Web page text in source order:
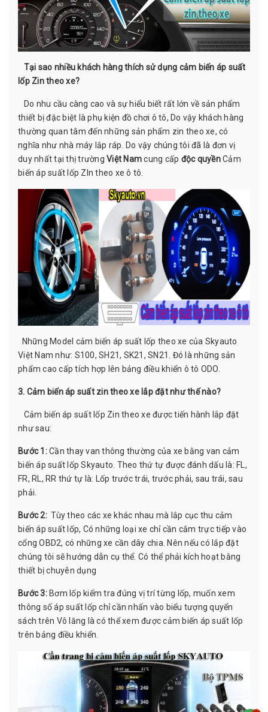
Tại sao nhiều khách hàng thích sử dụng cảm biến áp suất
lốp Zin theo xe?
Do nhu cầu càng cao và sự hiểu biết rất lớn về sản phẩm
thiết bị đặc biệt là phụ kiện đồ chơi ô tô, Do vậy khách hàng
thường quan tâm đến những sản phẩm zin theo xe, có
nghĩa như nhà máy lắp ráp. Do vậy chúng tôi đã là đơn vị
duy nhất tại thị trường Việt Namcung cấp độc quyềnCảm
biến áp suất lốp ZIn theo xe ô tô.
Những Model cảm biến áp suất lốp theo xe của Skyauto
Việt Nam như: S100, SH21, SK21, SN21. Đó là những sản
phẩm cao cấp tích hợp lên bảng điều khiển ô tô ODO.
3. Cảm biến áp suất zin theo xe lắp đặt như thế nào?
Cảm biến áp suất lốp Zin theo xe được tiến hành lắp đặt
như sau:
Bước 1:Cần thay van thông thường của xe bằng van cảm
biến áp suất lốp Skyauto. Theo thứ tự được đánh dấu là: FL,
FR, RL, RR thứ tự là: Lốp trước trái, trước phải, sau trái, sau
phải.
Bước 2:Tùy theo các xe khác nhau mà lắp cục thu cảm
biến áp suất lốp, Có những loại xe chỉ cần cắm trực tiếp vào
cổng OBD2, có những xe cần dây chia. Nên nếu có lắp đặt
chúng tôi sẽ hướng dẫn cụ thể. Có thể phải kích hoạt bằng
thiết bị chuyên dụng
Bước 3: Bơm lốp kiểm tra đúng vị trí từng lốp, muốn xem
thông số áp suất lốp chỉ cần nhấn vào biểu tượng quyển
sách trên Vô lăng là có thể xem được cảm biến áp suất lốp
trên bảng điều khiển.